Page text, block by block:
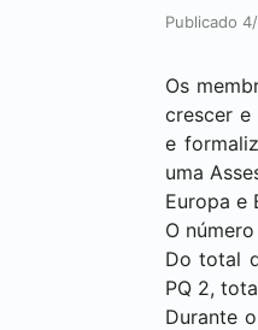
Publicado
Os
crescer e
e
uma
Europa e
O
Do total
PQ 2,
Durante